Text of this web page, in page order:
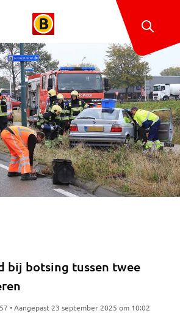
bij botsing tussen twee
• Aangepast 23 september 2025 om 10:02